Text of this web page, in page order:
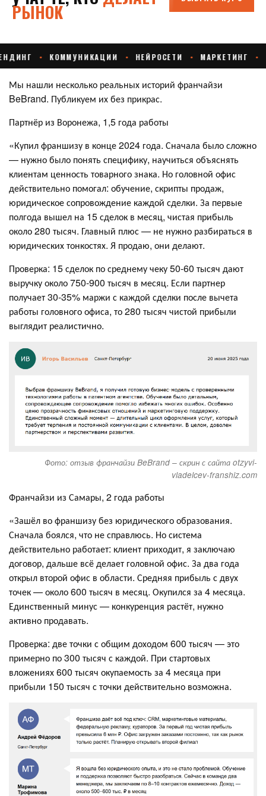
Мы нашли несколько реальных историй франчайзи
BeBrand. Публикуем их без прикрас.
Партнёр из Воронежа, 1,5 года работы
«Купил франшизу в конце 2024 года. Сначала было сложно
— нужно было понять специфику, научиться объяснять
клиентам ценность товарного знака. Но головной офис
действительно помогал: обучение, скрипты продаж,
юридическое сопровождение каждой сделки. За первые
полгода вышел на 15 сделок в месяц, чистая прибыль
около 280 тысяч. Главный плюс — не нужно разбираться в
юридических тонкостях. Я продаю, они делают.
Проверка: 15 сделок по среднему чеку 50-60 тысяч дают
выручку около 750-900 тысяч в месяц. Если партнер
получает 30-35% маржи с каждой сделки после вычета
работы головного офиса, то 280 тысяч чистой прибыли
выглядит реалистично.
Фото: отзыв франчайзи BeBrand – скрин с сайта otzyvi-
vladelcev-franshiz.com
Франчайзи из Самары, 2 года работы
«Зашёл во франшизу без юридического образования.
Сначала боялся, что не справлюсь. Но система
действительно работает: клиент приходит, я заключаю
договор, дальше всё делает головной офис. За два года
открыл второй офис в области. Средняя прибыль с двух
точек — около 600 тысяч в месяц. Окупился за 4 месяца.
Единственный минус — конкуренция растёт, нужно
активно продавать.
Проверка: две точки с общим доходом 600 тысяч — это
примерно по 300 тысяч с каждой. При стартовых
вложениях 600 тысяч окупаемость за 4 месяца при
прибыли 150 тысяч с точки действительно возможна.